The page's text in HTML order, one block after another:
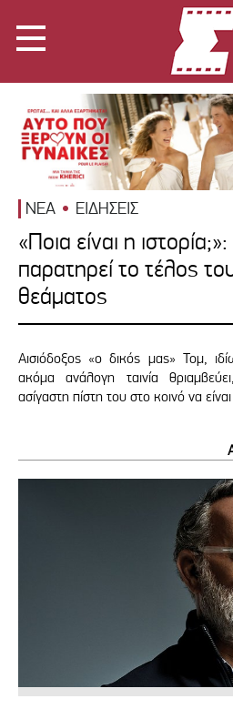
ΝΕΑ ΕΙΔΗΣΕΙΣ
«Ποια είναι η
παρατηρεί το τέλος
θεάματος
Αισιόδοξος «ο δικός μας» Τομ,
ακόμα ανάλογη ταινία
ασίγαστη πίστη του στο κοινό να